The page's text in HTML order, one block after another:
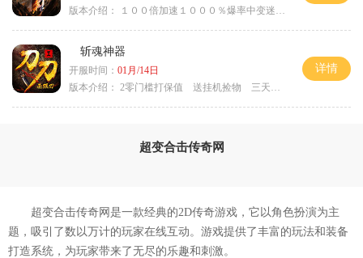
版本介绍：
１００倍加速１０００％爆率中变迷失单职
斩魂神器
开服时间： 01月/14日
版本介绍： 2零门槛打保值 送挂机捡物 三天合区
详情
超变合击传奇网
超变合击传奇网是一款经典的2D传奇游戏，它以角色扮演为主
题，吸引了数以万计的玩家在线互动。游戏提供了丰富的玩法和装备
打造系统，为玩家带来了无尽的乐趣和刺激。